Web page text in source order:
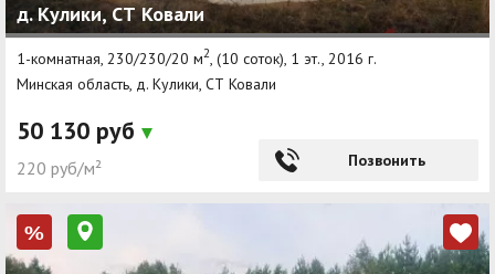
д. Кулики, СТ Ковали
1-комнатная, 230/230/20 м2 , (10 соток), 1 эт., 2016 г.
Минская область, д. Кулики, СТ Ковали
50 130 руб
220 руб/м² Позвонить
%